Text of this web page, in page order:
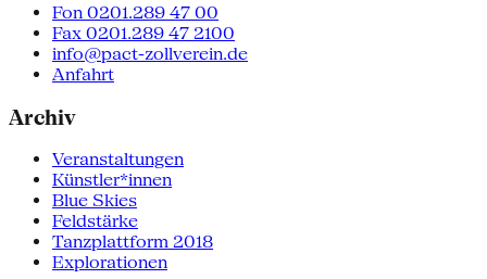
Fon 0201.289 47 00
Fax 0201.289 47 2100
info@pact-zollverein.de
Anfahrt
Archiv
Veranstaltungen
Künstler*innen
Blue Skies
Feldstärke
Tanzplattform 2018
Explorationen